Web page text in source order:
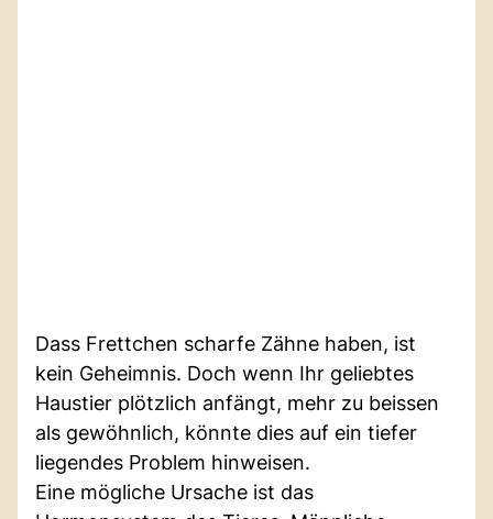
Dass Frettchen scharfe Zähne haben, ist
kein Geheimnis. Doch wenn Ihr geliebtes
Haustier plötzlich anfängt, mehr zu beissen
als gewöhnlich, könnte dies auf ein tiefer
liegendes Problem hinweisen.
Eine mögliche Ursache ist das